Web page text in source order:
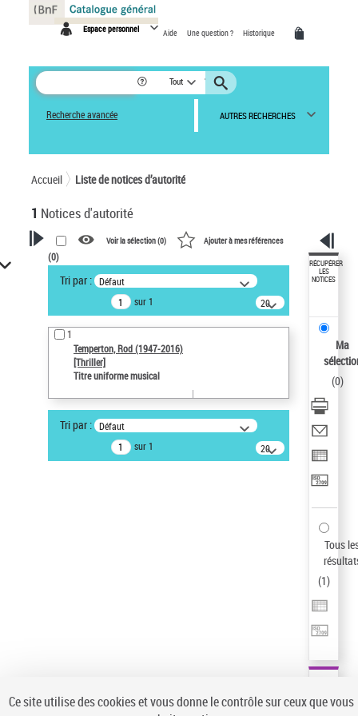
Espace personnel Aide Une question ? Historique
Tout
Recherche avancée AUTRES RECHERCHES
Accueil Liste de notices d’autorité
1 Notices d'autorité
VOTRE RECHERCHE
Recherche avancée dans les
notices d’autorité
Œuvres liées à l'auteur :
Temperton, Rod (1947-2016)
Sauvegarder votre recherche
AFFINER
Type de notice d'autorité
Voir la sélection (0) Ajouter à mes références
(0)
Tri par : Défaut
sur 1
20
résultats/page
1
Temperton, Rod (1947-2016)
[Thriller]
Titre uniforme musical
Tri par : Défaut
sur 1
20
résultats/page
RÉCUPÉRER
LES
NOTICES
Ma
(0)
Tous
(1)
Panneau de gestion des cookies
Ce site utilise des cookies et vous donne le contrôle sur ceux que vous